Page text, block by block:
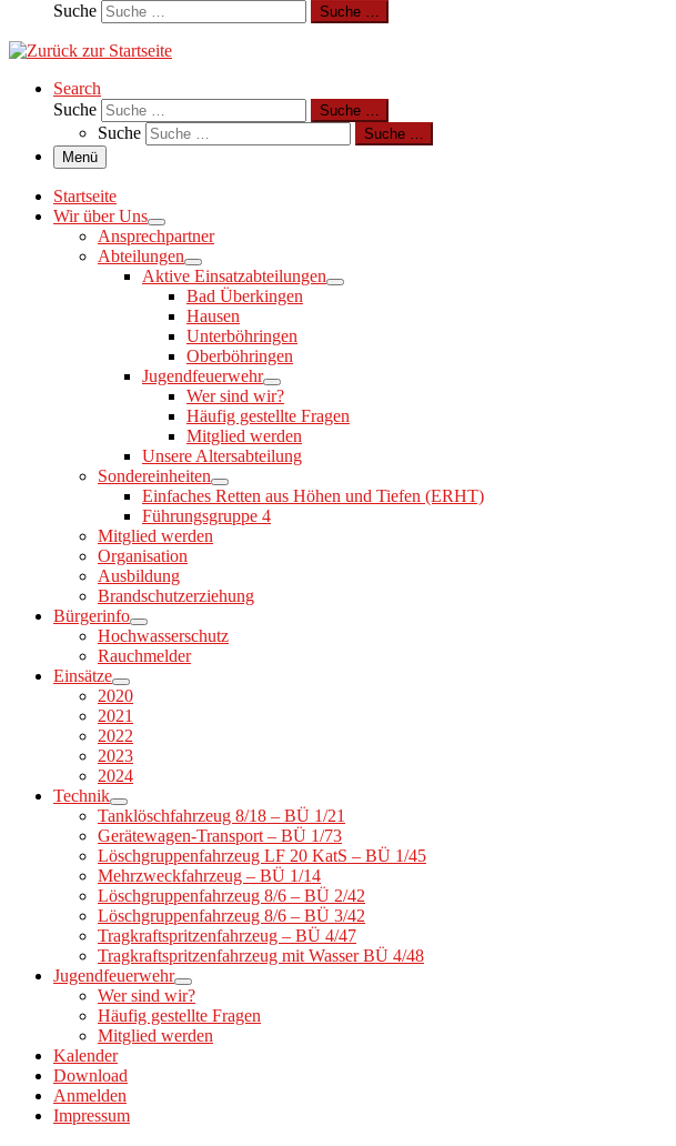
Suche
Suche …
Search
Suche
Suche …
Suche
Suche …
Menü
Startseite
Wir über Uns
Ansprechpartner
Abteilungen
Aktive Einsatzabteilungen
Bad Überkingen
Hausen
Unterböhringen
Oberböhringen
Jugendfeuerwehr
Wer sind wir?
Häufig gestellte Fragen
Mitglied werden
Unsere Altersabteilung
Sondereinheiten
Einfaches Retten aus Höhen und Tiefen (ERHT)
Führungsgruppe 4
Mitglied werden
Organisation
Ausbildung
Brandschutzerziehung
Bürgerinfo
Hochwasserschutz
Rauchmelder
Einsätze
2020
2021
2022
2023
2024
Technik
Tanklöschfahrzeug 8/18 – BÜ 1/21
Gerätewagen-Transport – BÜ 1/73
Löschgruppenfahrzeug LF 20 KatS – BÜ 1/45
Mehrzweckfahrzeug – BÜ 1/14
Löschgruppenfahrzeug 8/6 – BÜ 2/42
Löschgruppenfahrzeug 8/6 – BÜ 3/42
Tragkraftspritzenfahrzeug – BÜ 4/47
Tragkraftspritzenfahrzeug mit Wasser BÜ 4/48
Jugendfeuerwehr
Wer sind wir?
Häufig gestellte Fragen
Mitglied werden
Kalender
Download
Anmelden
Impressum